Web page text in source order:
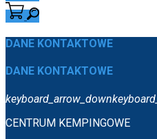
DANE KONTAKTOWE
DANE KONTAKTOWE
keyboard_arrow_down
CENTRUM KEMPINGOWE